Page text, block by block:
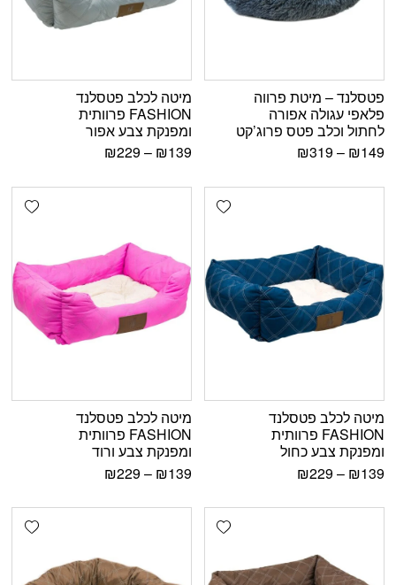
פטסלנד – מיטת פרווה
פלאפי עגולה אפורה
לחתול וכלב פטס פרוג’קט
₪149
–
₪319
מיטה לכלב פטסלנד
FASHION פרוותית
ומפנקת צבע אפור
₪139
–
₪229
Add wishlist
מיטה לכלב פטסלנד
FASHION פרוותית
ומפנקת צבע כחול
₪139
–
₪229
מיטה לכלב פטסלנד
FASHION פרוותית
ומפנקת צבע ורוד
₪139
–
₪229
Add wishlist